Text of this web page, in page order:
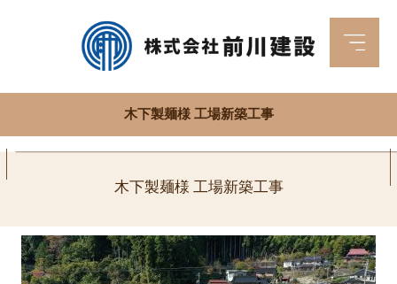
木下製麺様 工場新築工事
木下製麺様 工場新築工事